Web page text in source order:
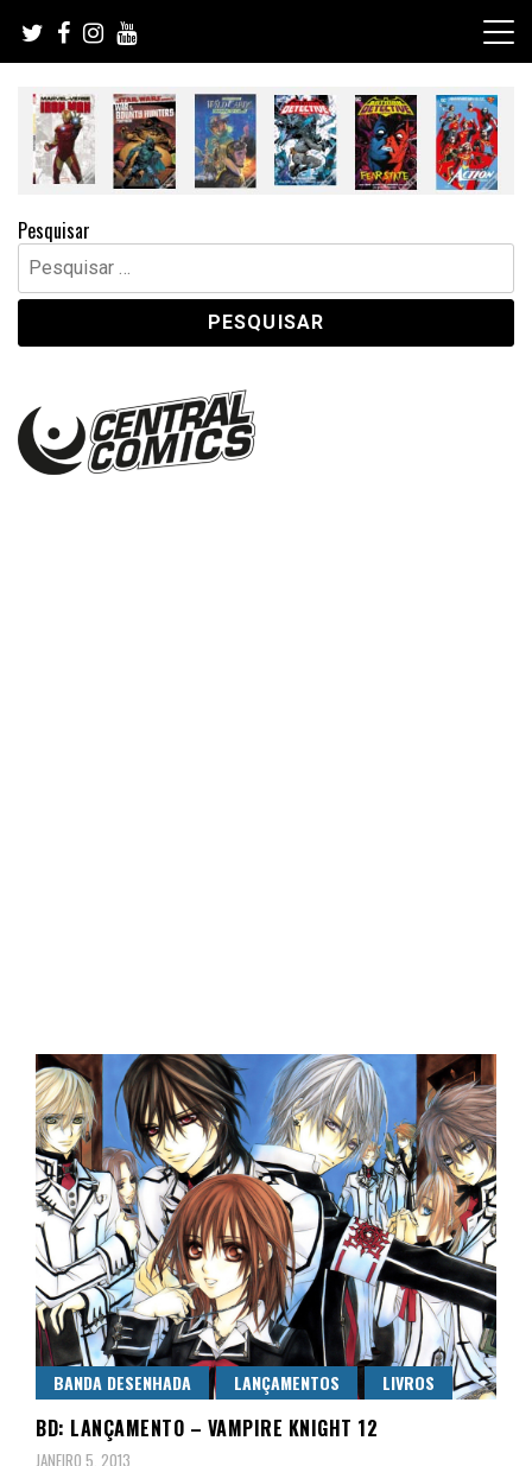
content
Pesquisar
Pesquisar
por:
Central Comics
BANDA DESENHADA LANÇAMENTOS LIVROS
BD: LANÇAMENTO – VAMPIRE KNIGHT 12
JANEIRO 5, 2013